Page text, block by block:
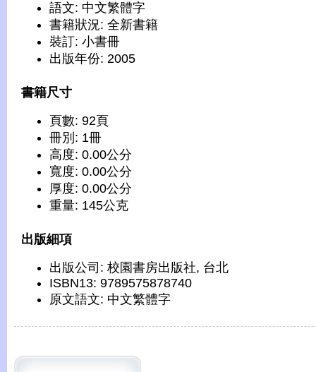
語文: 中文繁體字
書籍狀況: 全新書籍
裝訂: 小書冊
出版年份: 2005
書籍尺寸
頁數: 92頁
冊別: 1冊
高度: 0.00公分
寬度: 0.00公分
厚度: 0.00公分
重量: 145公克
出版細項
出版公司: 校園書房出版社, 台北
ISBN13: 9789575878740
原文語文: 中文繁體字